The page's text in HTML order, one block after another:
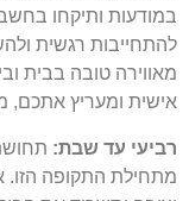
במודעות ותיקחו
להתחייבות רגשית
מאווירה טובה בבית
אישית ומעריץ אתכם,
רביעי עד שבת:
מתחילת התקופה